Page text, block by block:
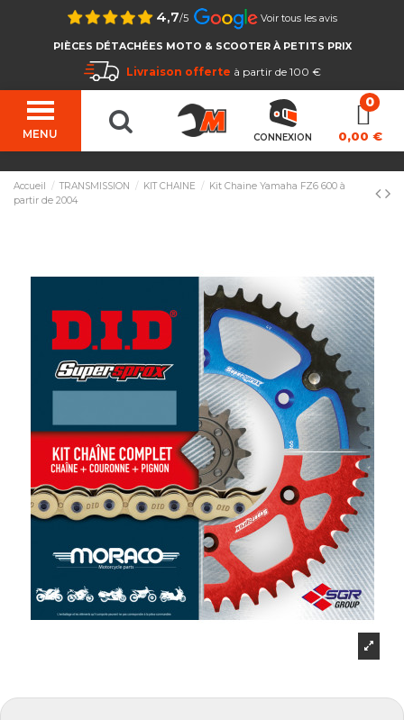
4,7/5 Voir tous les avis
PIÈCES DÉTACHÉES MOTO & SCOOTER À PETITS PRIX
Livraison offerte à partir de 100 €
MENU CONNEXION 0,00 €
Accueil TRANSMISSION KIT CHAINE
Kit Chaine Yamaha FZ6 600 à
partir de 2004